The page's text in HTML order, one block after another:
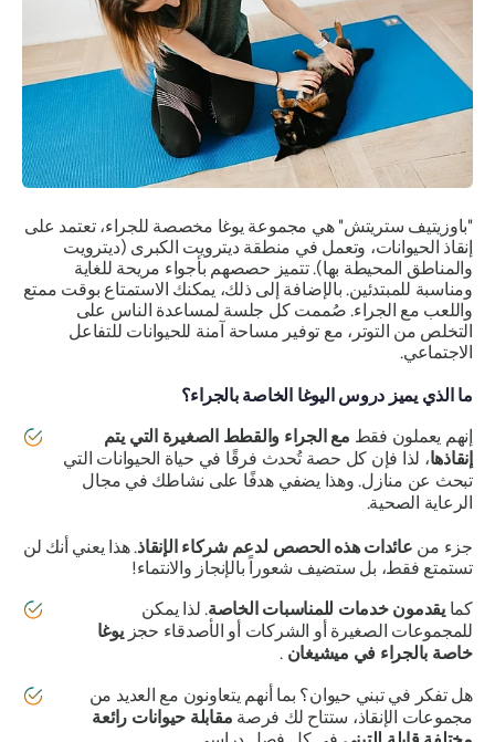
"باوزيتيف ستريتش" هي مجموعة يوغا مخصصة للجراء، تعتمد على
إنقاذ الحيوانات، وتعمل في منطقة ديترويت الكبرى (ديترويت
والمناطق المحيطة بها). تتميز حصصهم بأجواء مريحة للغاية
ومناسبة للمبتدئين. بالإضافة إلى ذلك، يمكنك الاستمتاع بوقت ممتع
واللعب مع الجراء. صُممت كل جلسة لمساعدة الناس على
التخلص من التوتر، مع توفير مساحة آمنة للحيوانات للتفاعل
الاجتماعي.
ما الذي يميز دروس اليوغا الخاصة بالجراء؟
إنهم يعملون فقطمع الجراء والقطط الصغيرة التي يتم
إنقاذها، لذا فإن كل حصة تُحدث فرقًا في حياة الحيوانات التي
تبحث عن منازل. وهذا يضفي هدفًا على نشاطك في مجال
الرعاية الصحية.
جزء منعائدات هذه الحصص لدعم شركاء الإنقاذ. هذا يعني أنك لن
تستمتع فقط، بل ستضيف شعوراً بالإنجاز والانتماء!
كمايقدمون خدمات للمناسبات الخاصة. لذا يمكن
للمجموعات الصغيرة أو الشركات أو الأصدقاء حجزيوغا
خاصة بالجراء في ميشيغان.
هل تفكر في تبني حيوان؟ بما أنهم يتعاونون مع العديد من
مجموعات الإنقاذ، ستتاح لك فرصةمقابلة حيوانات رائعة